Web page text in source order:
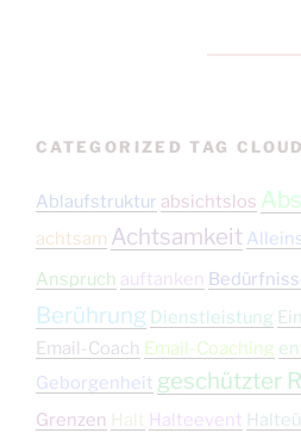
CATEGORIZED TAG CLOUD
Ablaufstruktur absichtslos
achtsam Achtsamkeit
Anspruch auftanken
Berührung Dienstleistung
Email-Coach Email-Coaching
Geborgenheit geschützter
Grenzen Halt Halteevent